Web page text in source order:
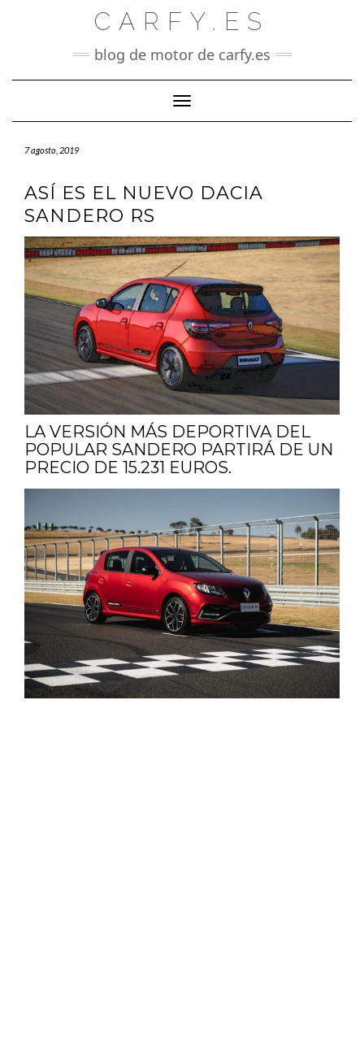
CARFY.ES
blog de motor de carfy.es
Cambiar modo de navegación
7 agosto, 2019
ASÍ ES EL NUEVO DACIA
SANDERO RS
LA VERSIÓN MÁS DEPORTIVA DEL
POPULAR SANDERO PARTIRÁ DE UN
PRECIO DE 15.231 EUROS.